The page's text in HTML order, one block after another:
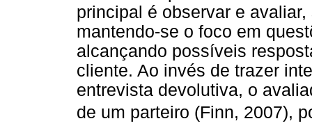
principal é observar e
mantendo-se o foco em
alcançando possíveis
cliente. Ao invés de trazer
entrevista devolutiva, o
de um parteiro (Finn,